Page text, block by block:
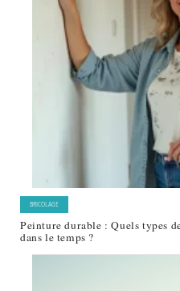
BRICOLAGE
Peinture durable : Quels types
dans le temps ?